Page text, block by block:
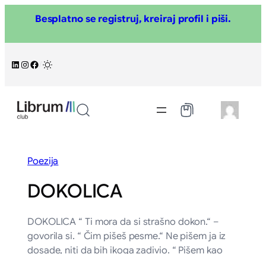
sadržaj
Besplatno se registruj, kreiraj profil i piši.
LinkedIn
Instagram
Facebook
Poezija
DOKOLICA
DOKOLICA “ Ti mora da si strašno dokon.“ –
govorila si. “ Čim pišeš pesme.“ Ne pišem ja iz
dosade, niti da bih ikoga zadivio. “ Pišem kao